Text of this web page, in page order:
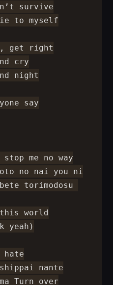
survive
to myself
get right
cry
night
say
stop me no way
no nai you ni
torimodosu
world
yeah)
hate
nante
Turn over